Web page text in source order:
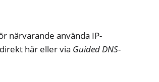
närvarande använda IP-
här eller via Guided DNS-